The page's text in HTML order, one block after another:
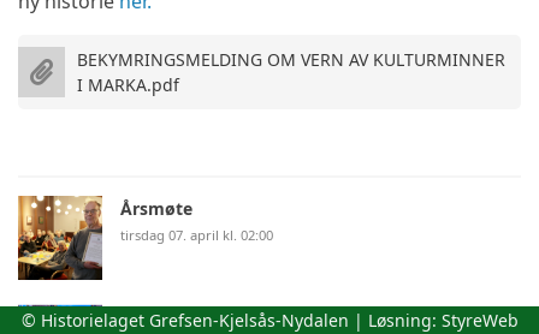
BEKYMRINGSMELDING OM VERN AV KULTURMINNER
I MARKA.pdf
Årsmøte
tirsdag 07. april kl. 02:00
Tur til Nord- England
© Historielaget Grefsen-Kjelsås-Nydalen | Løsning: StyreWeb